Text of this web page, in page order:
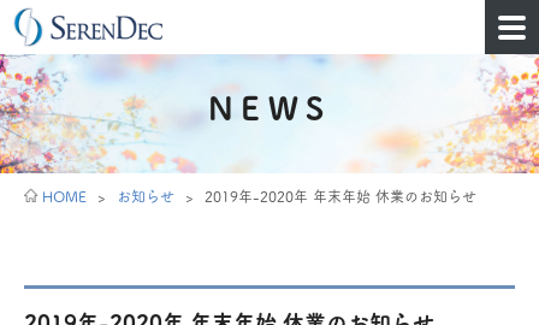
NEWS
HOME > お知らせ > 2019年-2020年 年末年始 休業のお知らせ